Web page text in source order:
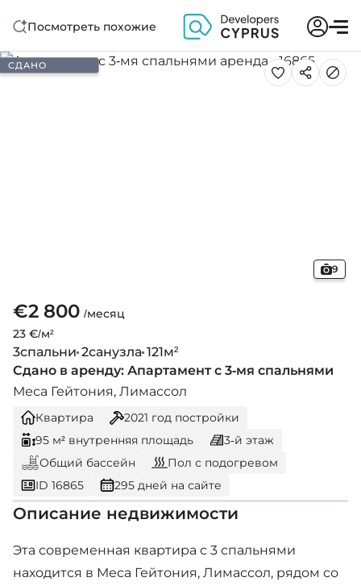
Посмотреть похожие
СДАНО
9
€2 800 /месяц
23 €/м²
3спальни 2санузла 121м²
Сдано в аренду: Апартамент с 3-мя спальнями
Меса Гейтония, Лимассол
Квартира 2021 год постройки
95 м² внутренняя площадь
3-й этаж
Общий бассейн
Пол с подогревом
ID 16865
295 дней на сайте
Описание недвижимости
Эта современная квартира с 3 спальнями
находится в Меса Гейтония, Лимассол, рядом со